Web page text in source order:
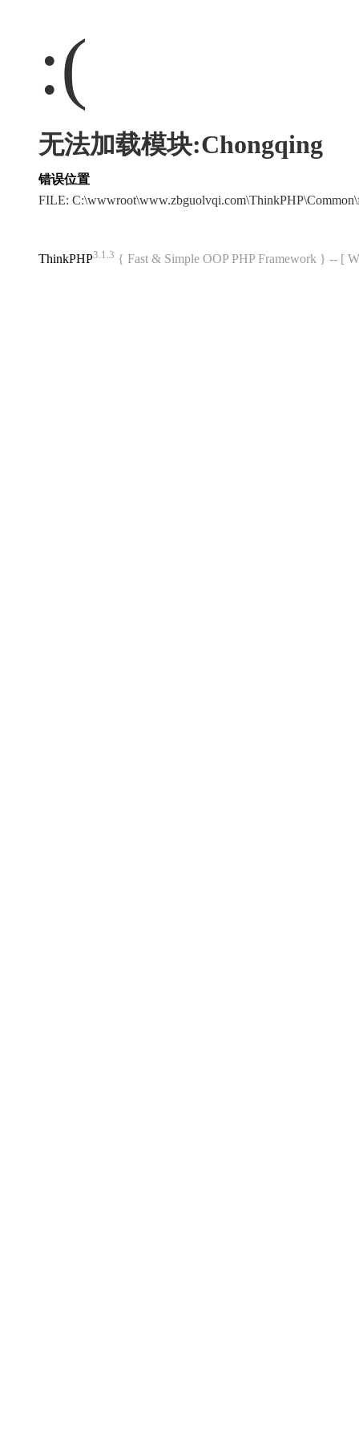
:(
无法加载模块:Chongqing
错误位置
FILE:
ThinkPHP3.1.3 { Fast & Simple OOP PHP Framework } -- [